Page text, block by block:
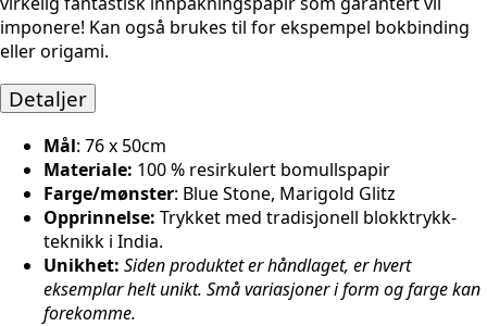
imponere! Kan også brukes til for ekspempel bokbinding
eller origami.
Detaljer
Mål: 76 x 50cm
Materiale: 100 % resirkulert bomullspapir
Farge/mønster: Blue Stone, Marigold Glitz
Opprinnelse: Trykket med tradisjonell blokktrykk-
teknikk i India.
Unikhet: Siden produktet er håndlaget, er hvert
eksemplar helt unikt. Små variasjoner i form og farge kan
forekomme.